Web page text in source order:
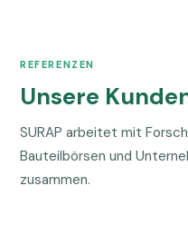
REFERENZEN
Unsere
SURAP arbeitet mit
Bauteilbörsen und
zusammen.